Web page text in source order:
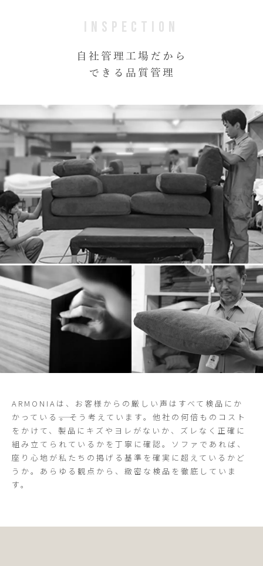
INSPECTION
自社管理工場だから
できる品質管理
ARMONIAは、お客様からの厳しい声はすべて検品にか
かっている――。そう考えています。他社の何倍ものコスト
をかけて、製品にキズやヨレがないか、ズレなく正確に
組み立てられているかを丁寧に確認。ソファであれば、
座り心地が私たちの掲げる基準を確実に超えているかど
うか。あらゆる観点から、緻密な検品を徹底していま
す。